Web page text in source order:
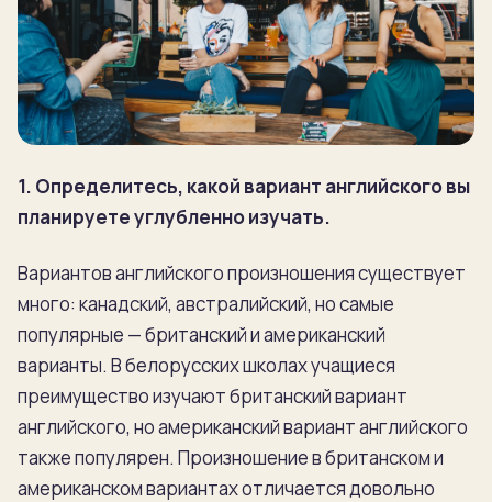
1. Определитесь, какой вариант английского вы
планируете углубленно изучать.
Вариантов английского произношения существует
много: канадский, австралийский, но самые
популярные — британский и американский
варианты. В белорусских школах учащиеся
преимущество изучают британский вариант
английского, но американский вариант английского
также популярен. Произношение в британском и
американском вариантах отличается довольно